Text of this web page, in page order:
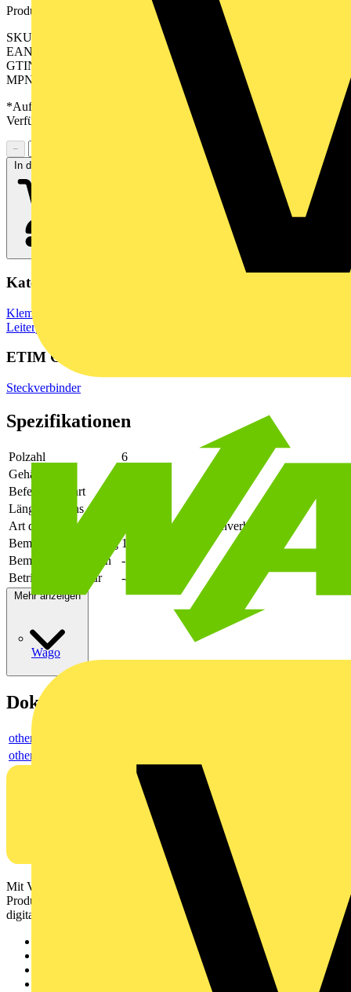
Wago
Produktkennzeichen
SKU: 2641560000
EAN: 04050118645415
GTIN: 04050118645415
MPN: CH 3.50/06/90G 3.5SN GN BX
*Auf Anfrage verfügbar - bitte in den Warenkorb legen, um
Verfügbarkeit zu prüfen
−
In den Warenkorb
Kategorien
Klemmen, Steckverbinder & Verbindungselemente
Leiterplattensteckverbinder
ETIM Group
Steckverbinder
Spezifikationen
Polzahl
6
Gehäusefarbe
Befestigungsart
Länge des Pins
Art der Verbindung
flexibler Leiterplattenverbinder
Bemessungsspannung 160
Bemessungsstrom In
-
Betriebstemperatur
-40 - 105
Mehr anzeigen
Dokumente
others
others
Mit Voltimum erhalten Elektrofachkräfte Zugang zu Branchennews,
Produktinformationen, Schulungen und Tools – alles auf einer
digitalen Plattform und Community.